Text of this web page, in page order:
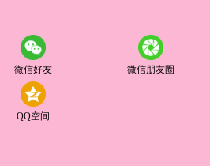
微信好友 微信朋友圈
QQ空间